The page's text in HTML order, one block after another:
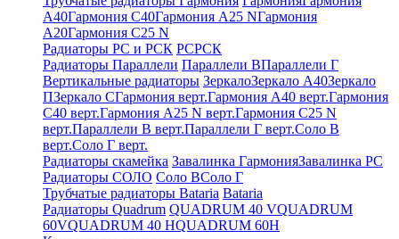
А40Гармония С40Гармония А25 NГармония
А20Гармония С25 N
Радиаторы РС и РСК РСРСК
Радиаторы Параллели Параллели ВПараллели Г
Вертикальные радиаторы ЗеркалоЗеркало А40Зеркало
ПЗеркало СГармония верт.Гармония А40 верт.Гармония
С40 верт.Гармония А25 N верт.Гармония С25 N
верт.Параллели В верт.Параллели Г верт.Соло В
верт.Соло Г верт.
Радиаторы скамейка Завалинка ГармонияЗавалинка РС
Радиаторы СОЛО Соло ВСоло Г
Трубчатые радиаторы Bataria Bataria
Радиаторы Quadrum QUADRUM 40 VQUADRUM
60VQUADRUM 40 HQUADRUM 60H